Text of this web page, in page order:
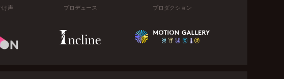
け声 プロデュース プロダクション